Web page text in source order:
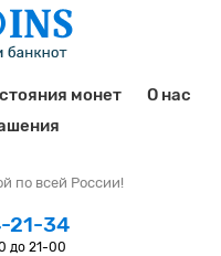
монет
О нас
по всей России!
21-34
до 21-00